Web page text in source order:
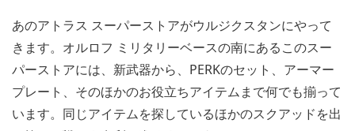
あのアトラス スーパーストアがウルジクスタンにやって
きます。オルロフ ミリタリーベースの南にあるこのスー
パーストアには、新武器から、PERKのセット、アーマー
プレート、そのほかのお役立ちアイテムまで何でも揃って
います。同じアイテムを探しているほかのスクアッドを出